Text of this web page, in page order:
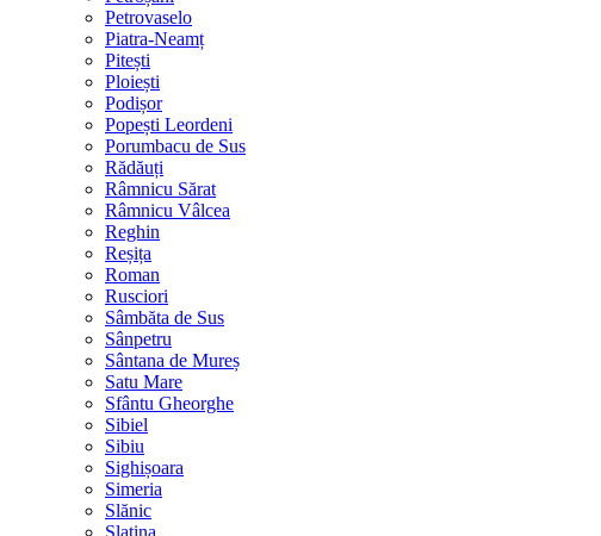
Petrovaselo
Piatra-Neamț
Pitești
Ploiești
Podișor
Popești Leordeni
Porumbacu de Sus
Rădăuți
Râmnicu Sărat
Râmnicu Vâlcea
Reghin
Reșița
Roman
Rusciori
Sâmbăta de Sus
Sânpetru
Sântana de Mureș
Satu Mare
Sfântu Gheorghe
Sibiel
Sibiu
Sighișoara
Simeria
Slănic
Slatina